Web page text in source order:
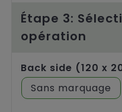
Étape 3:
opération
Back side (120 x
Sans marquage